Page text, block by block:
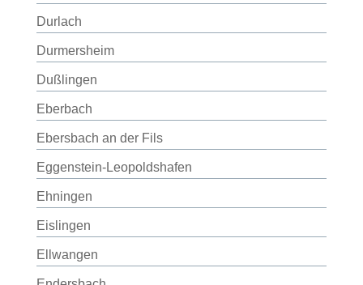
Durlach
Durmersheim
Dußlingen
Eberbach
Ebersbach an der Fils
Eggenstein-Leopoldshafen
Ehningen
Eislingen
Ellwangen